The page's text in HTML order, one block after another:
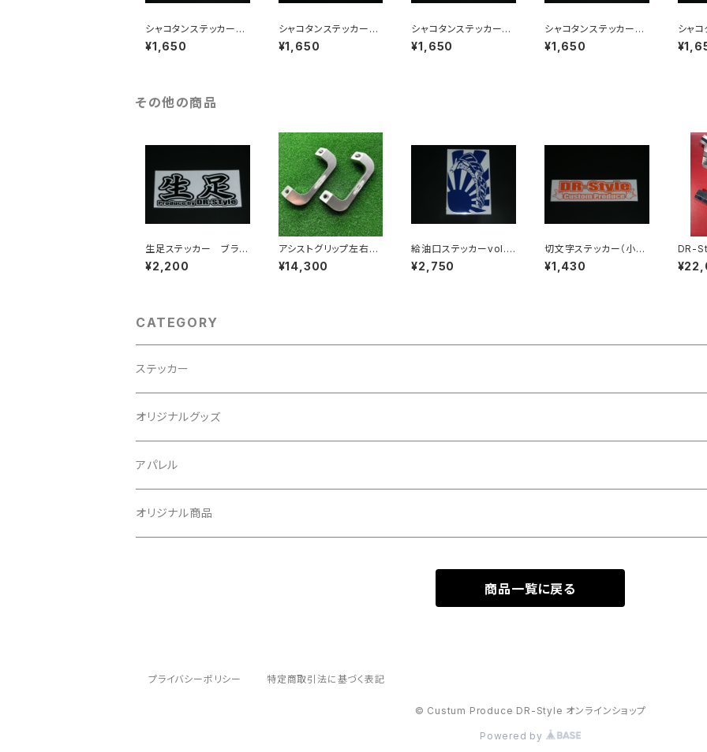
シャコタンステッカー
レッド
¥1,650
シャコタンステッカー
ホワイト
¥1,650
シャコタンステッカー
ブルー
¥1,650
シャコタンステッカー
ブラック（艶あり・艶な
し）
¥1,650
シャ
ピンク
その他の商品
生足ステッカー ブラッ
ク（艶あり・艶なし）
¥2,200
アシストグリップ左右セ
ット
¥14,300
給油口ステッカーvol.3
ブルー
¥2,750
切文字ステッカー（小）
オレンジ
¥1,430
DR-
ート
CATEGORY
ステッカー
シャコタンステッカー
ハンコステッカー
給油口ステッカーvol.2
オリジナルグッズ
アパレル
オリジナル商品
商品一覧に戻る
プライバシーポリシー 特定商取引法に基づく表記
© Custum Produce DR-Style オンラインショップ
Powered by